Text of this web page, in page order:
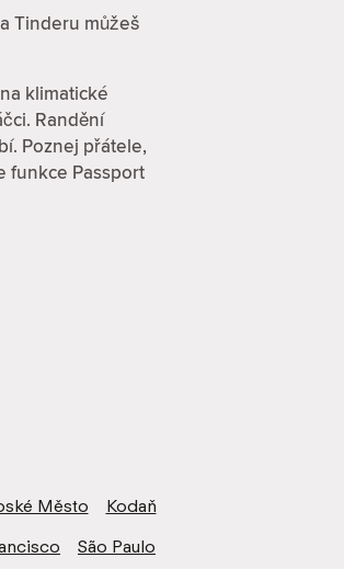
Tinderu můžeš
klimatické
Randění
Poznej přátele,
funkce Passport
Město
Kodaň
São Paulo